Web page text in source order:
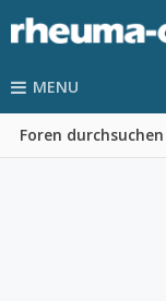
MENU
Foren durchsuchen